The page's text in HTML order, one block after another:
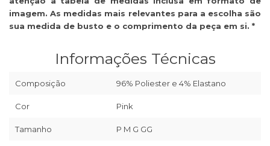
imagem. As medidas mais relevantes para a escolha são
sua medida de busto e o comprimento da peça em si. *
Informações Técnicas
Composição 96% Poliester e 4% Elastano
Cor Pink
Tamanho P M G GG